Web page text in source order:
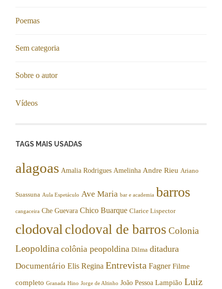
Poemas
Sem categoria
Sobre o autor
Vídeos
TAGS MAIS USADAS
alagoas Amalia Rodrigues Amelinha Andre Rieu Ariano
Suassuna Aula Espetáculo Ave Maria bar e academia barros
cangaceira Che Guevara Chico Buarque Clarice Lispector
clodoval clodoval de barros Colonia
Leopoldina colônia peopoldina Dilma ditadura
Documentário Elis Regina Entrevista Fagner Filme
completo Granada Hino Jorge de Altinho João Pessoa Lampião Luiz